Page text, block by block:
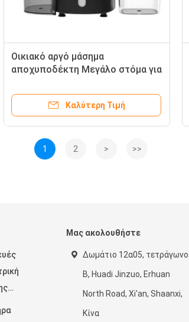
Οικιακό αργό μάσημα
αποχυποδέκτη Μεγάλο στόμα για
Καλύτερη Τιμή
1 2 > >>
Μας ακολουθήστε
Δωμάτιο 12α05, τετράγωνο
Β, Huadi Jinzuo, Erhuan
North Road, Xi'an, Shaanxi,
Κίνα